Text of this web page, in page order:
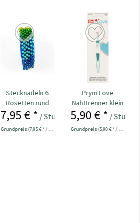
Stecknadeln 6
Rosetten rund
Kopf bunt
Nr.109534
7,95 € * / Stück
Grundpreis (7,95 € * / 1 Stück)
Prym Love
Nahttrenner klein
ergonomic Nr.
5,90 € * / Stück
Grundpreis (5,90 € * / 1 Stück)